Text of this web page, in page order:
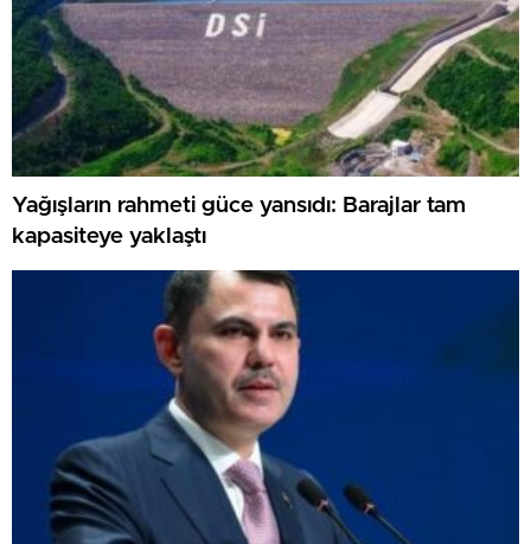
Yağışların rahmeti güce yansıdı: Barajlar tam
kapasiteye yaklaştı